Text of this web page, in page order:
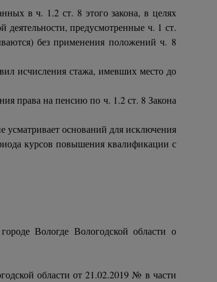
в ч. 1.2 ст. 8 этого закона, в целях
предусмотренные ч. 1 ст.
без применения положений ч. 8
исчисления стажа, имевших место до
права на пенсию по ч. 1.2 ст. 8 Закона
оснований для исключения
курсов повышения квалификации с
Вологде Вологодской области о
области от 21.02.2019 № в части